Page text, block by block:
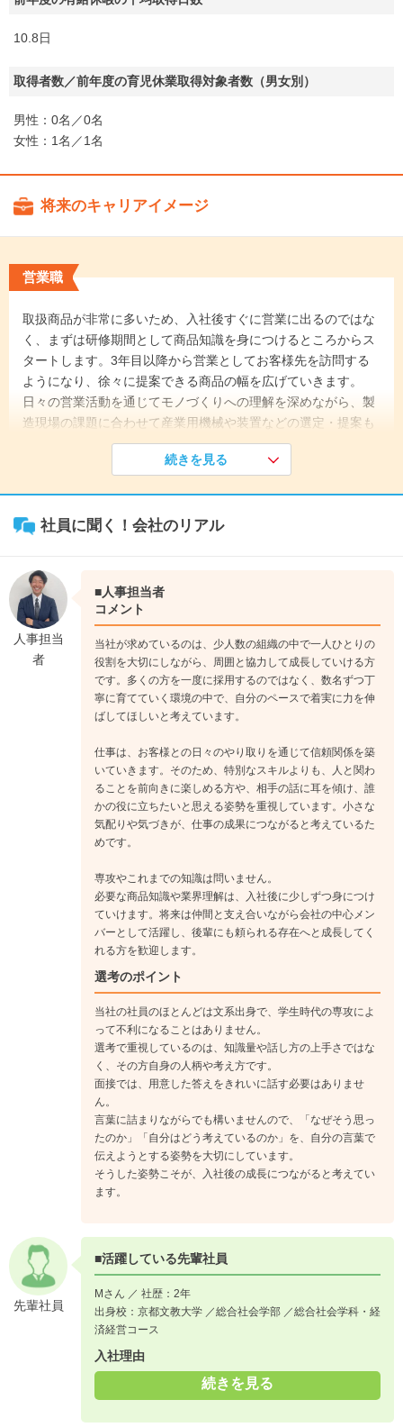
10.8日
取得者数／前年度の育児休業取得対象者数（男女別）
男性：0名／0名
女性：1名／1名
将来のキャリアイメージ
営業職
取扱商品が非常に多いため、入社後すぐに営業に出るのではな
く、まずは研修期間として商品知識を身につけるところからス
タートします。3年目以降から営業としてお客様先を訪問する
ようになり、徐々に提案できる商品の幅を広げていきます。
日々の営業活動を通じてモノづくりへの理解を深めながら、製
造現場の課題に合わせて産業用機械や装置などの選定・提案も
行えるようステップアップを目指していきます。
や内勤業務を行いながら、取扱い商品や仕事の流れを学んでい
を身に付けていきます。
《入社3年目》
先輩の営業に同行し、商談の流れや関係づくりを学びながら、
段階的に顧客を引き継ぎます。勉強会やフォロー体制のもと、
現場の課題を自分の言葉で捉え、最適な提案ができる営業へ成
長してほしいと考えています。
指示された仕事だけでなく、自ら考えて提案できる営業へ成長
し、後輩のサポートにも挑戦していただきます。将来は「困っ
たら相談したい」と頼られ、社内外をつなぐ存在として活躍し
てほしいと考えています。
続きを見る
社員に聞く！会社のリアル
人事担当
者
■人事担当者
コメント
当社が求めているのは、少人数の組織の中で一人ひとりの
役割を大切にしながら、周囲と協力して成長していける方
です。多くの方を一度に採用するのではなく、数名ずつ丁
寧に育てていく環境の中で、自分のペースで着実に力を伸
ばしてほしいと考えています。
仕事は、お客様との日々のやり取りを通じて信頼関係を築
いていきます。そのため、特別なスキルよりも、人と関わ
ることを前向きに楽しめる方や、相手の話に耳を傾け、誰
かの役に立ちたいと思える姿勢を重視しています。小さな
気配りや気づきが、仕事の成果につながると考えているた
めです。
専攻やこれまでの知識は問いません。
必要な商品知識や業界理解は、入社後に少しずつ身につけ
ていけます。将来は仲間と支え合いながら会社の中心メン
バーとして活躍し、後輩にも頼られる存在へと成長してく
れる方を歓迎します。
選考のポイント
当社の社員のほとんどは文系出身で、学生時代の専攻によ
って不利になることはありません。
選考で重視しているのは、知識量や話し方の上手さではな
く、その方自身の人柄や考え方です。
面接では、用意した答えをきれいに話す必要はありませ
ん。
言葉に詰まりながらでも構いませんので、「なぜそう思っ
たのか」「自分はどう考えているのか」を、自分の言葉で
伝えようとする姿勢を大切にしています。
そうした姿勢こそが、入社後の成長につながると考えてい
ます。
先輩社員
■活躍している先輩社員
Mさん ／ 社歴：2年
出身校：京都文教大学 ／総合社会学部 ／総合社会学科・経
済経営コース
入社理由
続きを見る